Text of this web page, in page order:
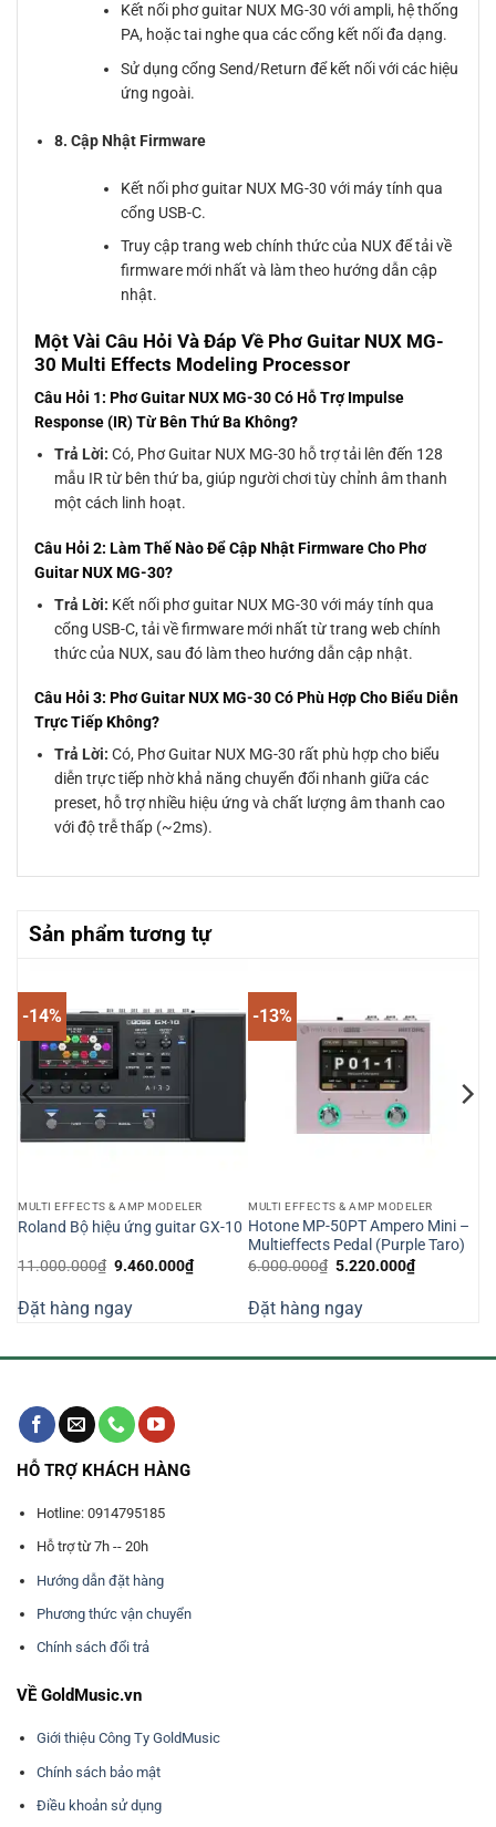
Kết nối phơ guitar NUX MG-30 với ampli, hệ thống
PA, hoặc tai nghe qua các cổng kết nối đa dạng.
Sử dụng cổng Send/Return để kết nối với các hiệu
ứng ngoài.
8. Cập Nhật Firmware
Kết nối phơ guitar NUX MG-30 với máy tính qua
cổng USB-C.
Truy cập trang web chính thức của NUX để tải về
firmware mới nhất và làm theo hướng dẫn cập
nhật.
Một Vài Câu Hỏi Và Đáp Về Phơ Guitar NUX MG-
30 Multi Effects Modeling Processor
Câu Hỏi 1: Phơ Guitar NUX MG-30 Có Hỗ Trợ Impulse
Response (IR) Từ Bên Thứ Ba Không?
Trả Lời: Có, Phơ Guitar NUX MG-30 hỗ trợ tải lên đến 128
mẫu IR từ bên thứ ba, giúp người chơi tùy chỉnh âm thanh
một cách linh hoạt.
Câu Hỏi 2: Làm Thế Nào Để Cập Nhật Firmware Cho Phơ
Guitar NUX MG-30?
Trả Lời: Kết nối phơ guitar NUX MG-30 với máy tính qua
cổng USB-C, tải về firmware mới nhất từ trang web chính
thức của NUX, sau đó làm theo hướng dẫn cập nhật.
Câu Hỏi 3: Phơ Guitar NUX MG-30 Có Phù Hợp Cho Biểu Diễn
Trực Tiếp Không?
Trả Lời: Có, Phơ Guitar NUX MG-30 rất phù hợp cho biểu
diễn trực tiếp nhờ khả năng chuyển đổi nhanh giữa các
preset, hỗ trợ nhiều hiệu ứng và chất lượng âm thanh cao
với độ trễ thấp (~2ms).
Sản phẩm tương tự
-14%
MULTI EFFECTS & AMP MODELER
Roland Bộ hiệu ứng guitar GX-10
11.000.000₫ Giá
11.000.000₫.
9.460.000₫Giá
hiện
9.460.000₫.
Đặt hàng ngay
-13%
MULTI EFFECTS & AMP MODELER
Hotone MP-50PT Ampero Mini –
Multieffects Pedal (Purple Taro)
6.000.000₫ Giá
6.000.000₫.
5.220.000₫Giá
hiện
Đặt hàng ngay
HỖ TRỢ KHÁCH HÀNG
Hotline: 0914795185
Hỗ trợ từ 7h -- 20h
Hướng dẫn đặt hàng
Phương thức vận chuyển
Chính sách đổi trả
VỀ GoldMusic.vn
Giới thiệu Công Ty GoldMusic
Chính sách bảo mật
Điều khoản sử dụng